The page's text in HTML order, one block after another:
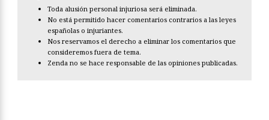
Toda alusión personal injuriosa será eliminada.
No está permitido hacer comentarios contrarios a las leyes
españolas o injuriantes.
Nos reservamos el derecho a eliminar los comentarios que
consideremos fuera de tema.
Zenda no se hace responsable de las opiniones publicadas.